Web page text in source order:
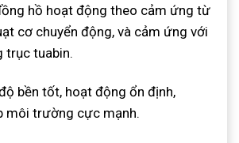
hồ hoạt động theo cảm ứng từ
cơ chuyển động, và cảm ứng với
trục tuabin.
bền tốt, hoạt động ổn định,
môi trường cực mạnh.